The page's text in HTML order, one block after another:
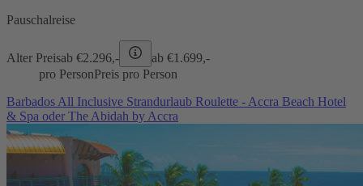
Pauschalreise
Alter Preisab €2.296,- ab €1.699,-
pro PersonPreis pro Person
Barbados All Inclusive Strandurlaub Roulette - Accra Beach Hotel
& Spa oder The Abidah by Accra